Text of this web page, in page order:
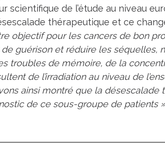
scientifique de l’étude au niveau
thérapeutique et ce
objectif pour les cancers de bon
guérison et réduire les séquelles,
troubles de mémoire, de la
de l’irradiation au niveau de
ainsi montré que la désescalade
de ce sous-groupe de patients »